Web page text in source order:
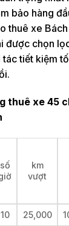
bảo hàng
thuê xe
được chọn
tiết kiệm
thuê xe 45
số
km
vượt
10 25,000